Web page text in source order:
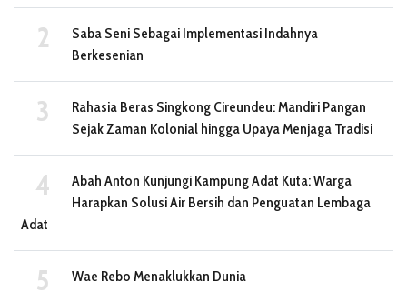
Saba Seni Sebagai Implementasi Indahnya
Berkesenian
Rahasia Beras Singkong Cireundeu: Mandiri Pangan
Sejak Zaman Kolonial hingga Upaya Menjaga Tradisi
Abah Anton Kunjungi Kampung Adat Kuta: Warga
Harapkan Solusi Air Bersih dan Penguatan Lembaga
Adat
Wae Rebo Menaklukkan Dunia